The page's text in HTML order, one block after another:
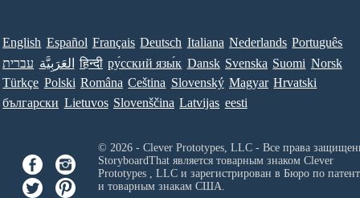
English Español Français Deutsch Italiana Nederlands Português
עברית العَرَبِيَّة हिन्दी ру́сский язы́к Dansk Svenska Suomi Norsk
Türkçe Polski Româna Ceština Slovenský Magyar Hrvatski
български Lietuvos Slovenščina Latvijas eesti
© 2026 - Clever Prototypes, LLC - Все права
StoryboardThat является товарным знаком Clever
Prototypes , LLCи зарегистрирован в Бюро по
и товарным знакам США.